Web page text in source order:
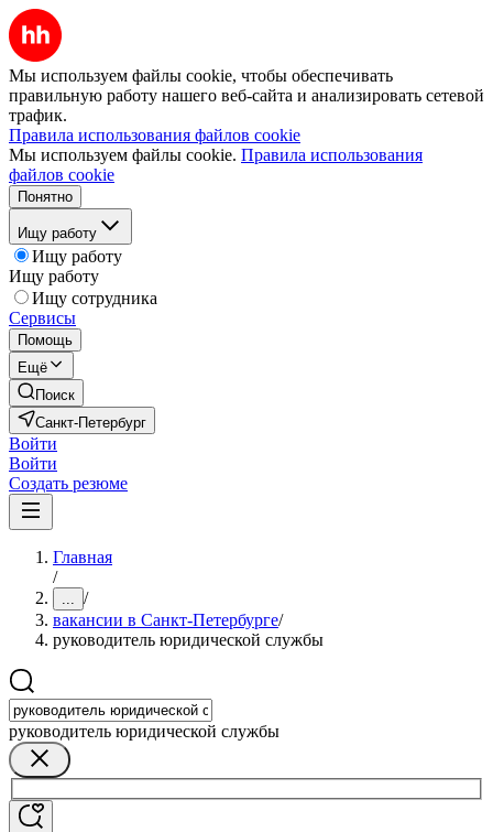
Мы используем файлы cookie, чтобы обеспечивать
правильную работу нашего веб-сайта и анализировать сетевой
трафик.
Правила использования файлов cookie
Мы используем файлы cookie. Правила использования
файлов cookie
Понятно
Ищу работу
Ищу работу
Ищу работу
Ищу сотрудника
Сервисы
Помощь
Ещё
Поиск
Санкт-Петербург
Войти
Войти
Создать резюме
Главная
/
... /
вакансии в Санкт-Петербурге/
руководитель юридической службы
руководитель юридической службы